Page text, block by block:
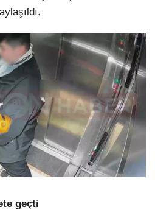
geçti